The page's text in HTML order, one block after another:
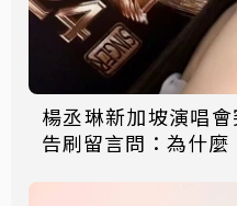
楊丞琳新加坡演唱
告刷留言問：為什麼